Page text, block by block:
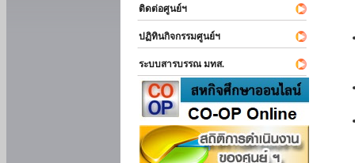
ติดต่อศูนย์ฯ
ปฏิทินกิจกรรมศูนย์ฯ
ระบบสารบรรณ มทส.